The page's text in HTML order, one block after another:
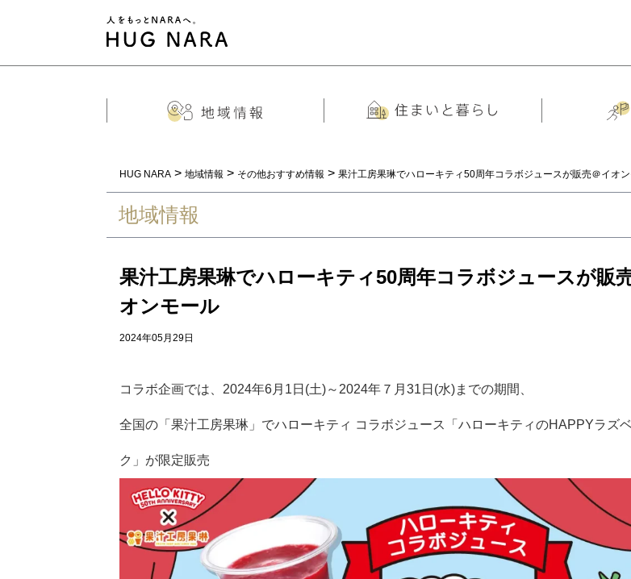
HUG NARA > 地域情報 > その他おすすめ情報 > 果汁工房果琳でハローキティ50周年コラボジュースが販売＠イオ
地域情報
果汁工房果琳でハローキティ50周年コラボジュースが販
オンモール
2024年05月29日
コラボ企画では、2024年6月1日(土)～2024年７月31日(水)までの期間、
全国の「果汁工房果琳」でハローキティ コラボジュース「ハローキティのHAPPYラズ
ク」が限定販売